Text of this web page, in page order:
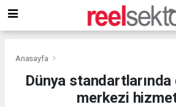
Anasayfa
Dünya
merkezi